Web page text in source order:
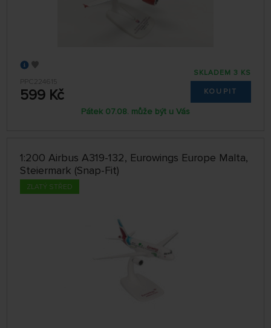
PPC224615
599 Kč
SKLADEM 3 KS
KOUPIT
Pátek 07.08. může být u Vás
1:200 Airbus A319-132, Eurowings Europe Malta,
Steiermark (Snap-Fit)
ZLATÝ STŘED